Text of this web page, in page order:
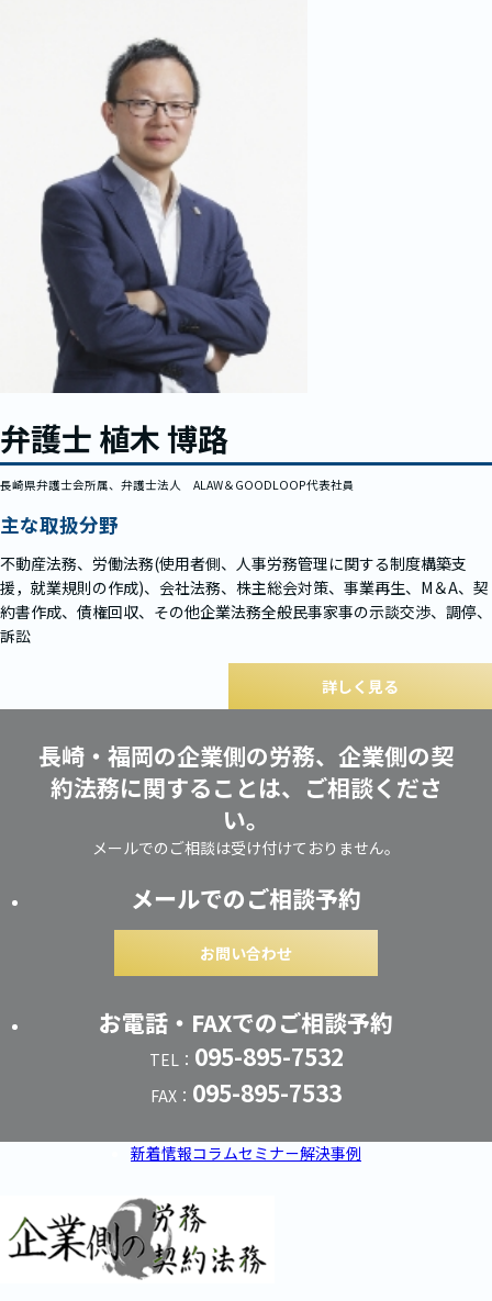
弁護士 植木 博路
長崎県弁護士会所属、弁護士法人 ALAW＆GOODLOOP代表社員
主な取扱分野
不動産法務、労働法務(使用者側、人事労務管理に関する制度構築支
援，就業規則の作成)、会社法務、株主総会対策、事業再生、M＆A、契
約書作成、債権回収、その他企業法務全般民事家事の示談交渉、調停、
訴訟
詳しく見る
長崎・福岡の企業側の労務、企業側の契
約法務に関することは、ご相談くださ
い。
メールでのご相談は受け付けておりません。
メールでのご相談予約
お問い合わせ
お電話・FAXでのご相談予約
TEL： 095-895-7532
FAX： 095-895-7533
新着情報コラムセミナー解決事例